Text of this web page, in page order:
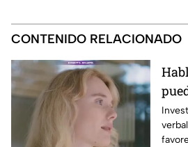
CONTENIDO RELACIONADO